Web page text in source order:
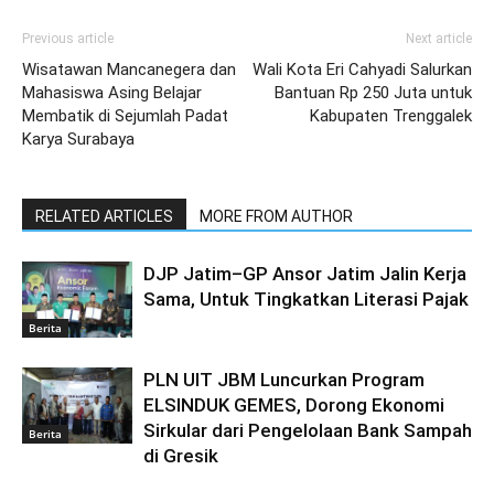
Previous article
Wisatawan Mancanegera dan
Mahasiswa Asing Belajar
Membatik di Sejumlah Padat
Karya Surabaya
Next article
Wali Kota Eri Cahyadi Salurkan
Bantuan Rp 250 Juta untuk
Kabupaten Trenggalek
RELATED ARTICLES MORE FROM AUTHOR
Berita
DJP Jatim–GP Ansor Jatim Jalin Kerja
Sama, Untuk Tingkatkan Literasi Pajak
Berita
PLN UIT JBM Luncurkan Program
ELSINDUK GEMES, Dorong Ekonomi
Sirkular dari Pengelolaan Bank Sampah
di Gresik